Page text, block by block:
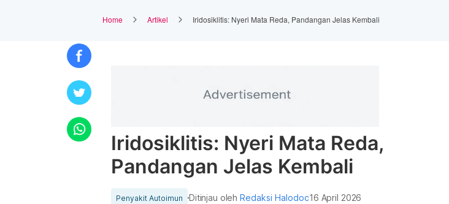
Home Artikel Iridosiklitis: Nyeri Mata Reda, Pandangan Jelas Kembali
Iridosiklitis: Nyeri Mata Reda,
Pandangan Jelas Kembali
Penyakit Autoimun Ditinjau olehRedaksi Halodoc16 April 2026